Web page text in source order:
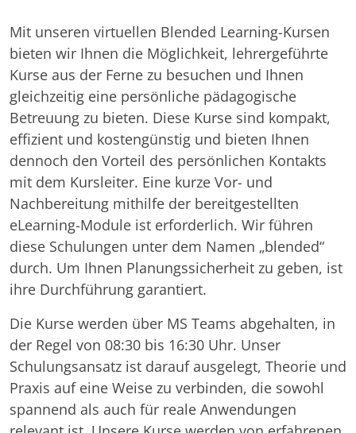
Mit unseren virtuellen Blended Learning-Kursen
bieten wir Ihnen die Möglichkeit, lehrergeführte
Kurse aus der Ferne zu besuchen und Ihnen
gleichzeitig eine persönliche pädagogische
Betreuung zu bieten. Diese Kurse sind kompakt,
effizient und kostengünstig und bieten Ihnen
dennoch den Vorteil des persönlichen Kontakts
mit dem Kursleiter. Eine kurze Vor- und
Nachbereitung mithilfe der bereitgestellten
eLearning-Module ist erforderlich. Wir führen
diese Schulungen unter dem Namen „blended“
durch. Um Ihnen Planungssicherheit zu geben, ist
ihre Durchführung garantiert.
Die Kurse werden über MS Teams abgehalten, in
der Regel von 08:30 bis 16:30 Uhr. Unser
Schulungsansatz ist darauf ausgelegt, Theorie und
Praxis auf eine Weise zu verbinden, die sowohl
spannend als auch für reale Anwendungen